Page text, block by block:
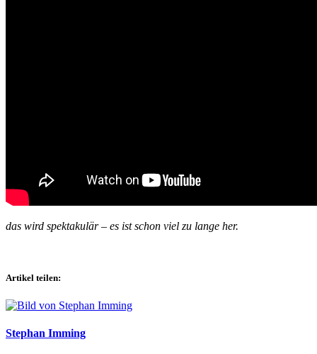
das wird spektakulär – es ist schon viel zu lange her.
Artikel teilen:
Stephan Imming